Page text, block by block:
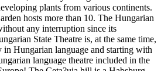
plants from various continents.
hosts more than 10. The Hungarian
any interruption since its
State Theatre is, at the same time,
in Hungarian language and starting with
language theatre included in the